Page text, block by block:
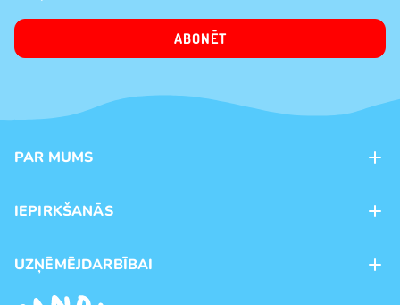
ABONĒT
PAR MUMS
Veikali
Preču zīmoli
IEPIRKŠANĀS
Piegāde
UZŅĒMĒJDARBĪBAI
Franšīze